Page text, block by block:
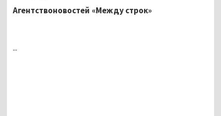
Агентствоновостей «Между строк»
...